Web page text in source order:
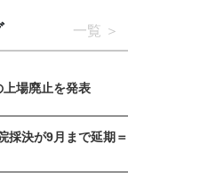
一覧
場廃止を発表
採決が9月まで延期＝